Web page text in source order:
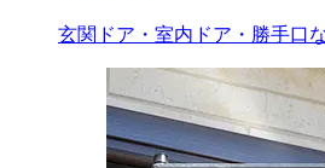
玄関ドア・室内ドア・勝手口